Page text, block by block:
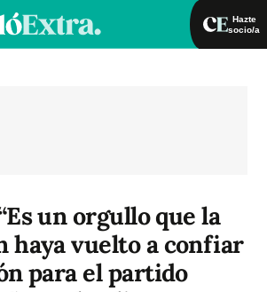
Hazte
socio/a
un orgullo que la
haya vuelto a confiar
para el partido